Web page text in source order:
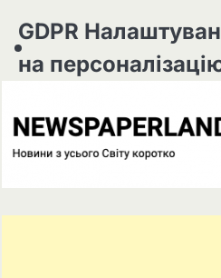
GDPR
на